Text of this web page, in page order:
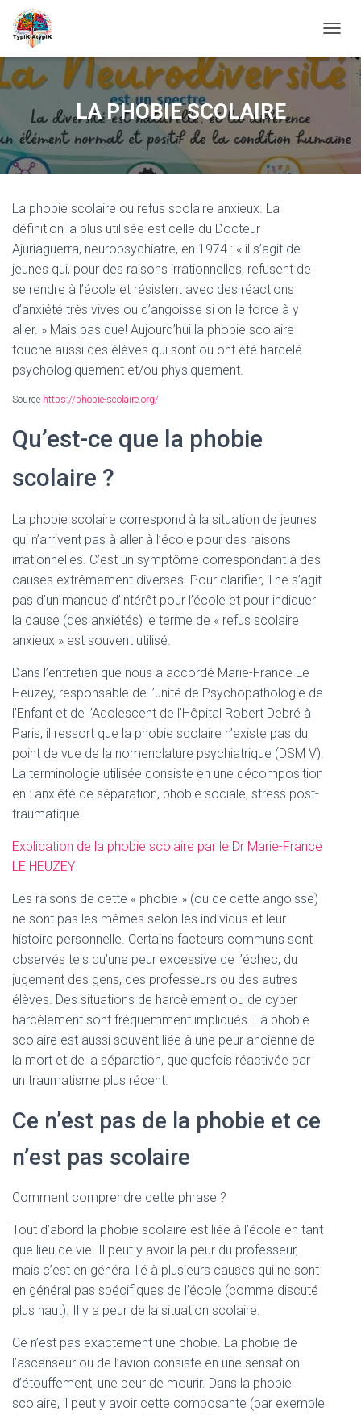
U
V
R
E
LA PHOBIE SCOLAIRE
La phobie scolaire ou refus scolaire anxieux. La
définition la plus utilisée est celle du Docteur
Ajuriaguerra, neuropsychiatre, en 1974 : « il s’agit de
jeunes qui, pour des raisons irrationnelles, refusent de
se rendre à l’école et résistent avec des réactions
d’anxiété très vives ou d’angoisse si on le force à y
aller. » Mais pas que! Aujourd’hui la phobie scolaire
touche aussi des élèves qui sont ou ont été harcelé
psychologiquement et/ou physiquement.
Source https://phobie-scolaire.org/
Qu’est-ce que la phobie
scolaire ?
La phobie scolaire correspond à la situation de jeunes
qui n’arrivent pas à aller à l’école pour des raisons
irrationnelles. C’est un symptôme correspondant à des
causes extrêmement diverses. Pour clarifier, il ne s’agit
pas d’un manque d’intérêt pour l’école et pour indiquer
la cause (des anxiétés) le terme de « refus scolaire
anxieux » est souvent utilisé.
Dans l’entretien que nous a accordé Marie-France Le
Heuzey, responsable de l’unité de Psychopathologie de
l’Enfant et de l’Adolescent de l’Hôpital Robert Debré à
Paris, il ressort que la phobie scolaire n’existe pas du
point de vue de la nomenclature psychiatrique (DSM V).
La terminologie utilisée consiste en une décomposition
en : anxiété de séparation, phobie sociale, stress post-
traumatique.
Explication de la phobie scolaire par le Dr Marie-France
LE HEUZEY
Les raisons de cette « phobie » (ou de cette angoisse)
ne sont pas les mêmes selon les individus et leur
histoire personnelle. Certains facteurs communs sont
observés tels qu’une peur excessive de l’échec, du
jugement des gens, des professeurs ou des autres
élèves. Des situations de harcèlement ou de cyber
harcèlement sont fréquemment impliqués. La phobie
scolaire est aussi souvent liée à une peur ancienne de
la mort et de la séparation, quelquefois réactivée par
un traumatisme plus récent.
Ce n’est pas de la phobie et ce
n’est pas scolaire
Comment comprendre cette phrase ?
Tout d’abord la phobie scolaire est liée à l’école en tant
que lieu de vie. Il peut y avoir la peur du professeur,
mais c’est en général lié à plusieurs causes qui ne sont
en général pas spécifiques de l’école (comme discuté
plus haut). Il y a peur de la situation scolaire.
Ce n’est pas exactement une phobie. La phobie de
l’ascenseur ou de l’avion consiste en une sensation
d’étouffement, une peur de mourir. Dans la phobie
scolaire, il peut y avoir cette composante (par exemple